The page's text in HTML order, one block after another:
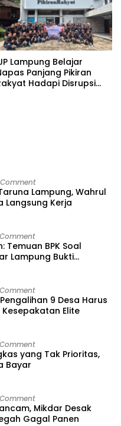
Lampung Belajar
Panjang Pikiran
Hadapi Disrupsi
Lampung, Wahrul
Langsung Kerja
Temuan BPK Soal
Lampung Bukti
9 Desa Harus
Elite
yang Tak Prioritas,
Bayar
Mikdar Desak
Gagal Panen